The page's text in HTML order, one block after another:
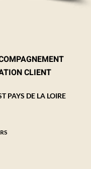
CLIENT
PAYS DE LA LOIRE